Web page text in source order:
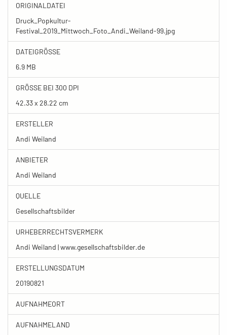
ORIGINALDATEI
Druck_Popkultur-
Festival_2019_Mittwoch_Foto_Andi_Weiland-99.jpg
DATEIGRÖSSE
6.9 MB
GRÖSSE BEI 300 DPI
42.33 x 28.22 cm
ERSTELLER
Andi Weiland
ANBIETER
Andi Weiland
QUELLE
Gesellschaftsbilder
URHEBERRECHTSVERMERK
Andi Weiland | www.gesellschaftsbilder.de
ERSTELLUNGSDATUM
20190821
AUFNAHMEORT
AUFNAHMELAND